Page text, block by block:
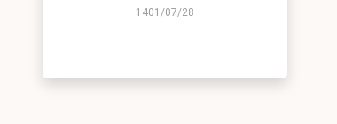
1401/07/28